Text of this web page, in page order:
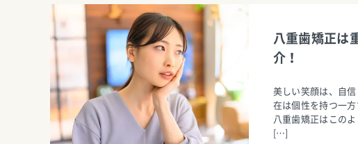
八重歯矯正は
介！
美しい笑顔は、自
在は個性を持つ一
八重歯矯正はこの
[…]